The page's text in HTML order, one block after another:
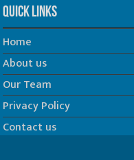
Quick Links
Home
About us
Our Team
Privacy Policy
Contact us